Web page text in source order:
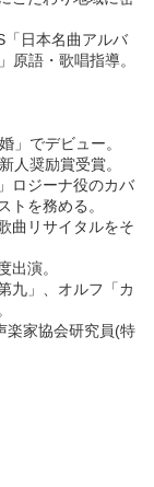
「日本名曲アルバ
原語・歌唱指導。
」でデビュー。
人奨励賞受賞。
ロジーナ役のカバ
トを務める。
曲リサイタルをそ
出演。
九」、オルフ「カ
楽家協会研究員(特